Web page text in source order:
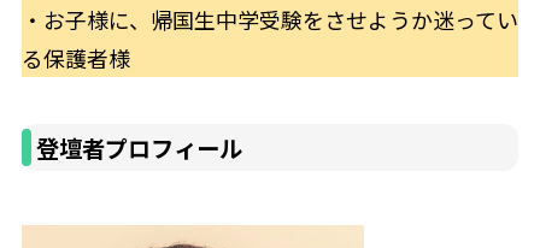
・お子様に、帰国生中学受験をさせようか迷ってい
る保護者様
登壇者プロフィール